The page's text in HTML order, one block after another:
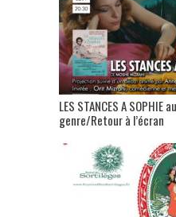
LES STANCES A SOPHIE
genre/Retour à l’écran